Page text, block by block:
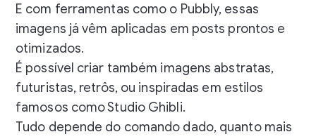
E com ferramentas como o Pubbly, essas
imagens já vêm aplicadas em posts prontos e
otimizados.
É possível criar também imagens abstratas,
futuristas, retrôs, ou inspiradas em estilos
famosos como Studio Ghibli.
Tudo depende do comando dado, quanto mais